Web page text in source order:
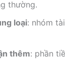
thường.
loại: nhóm
thêm: phần